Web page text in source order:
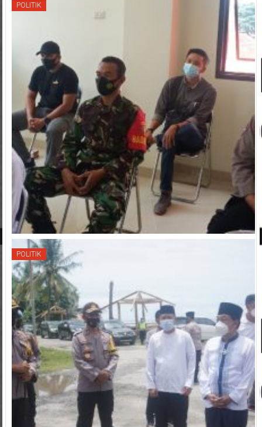
POLITIK
POLITIK